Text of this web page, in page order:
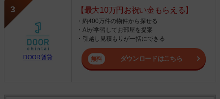
DOOR賃貸
【最大10万円お祝い金もらえる】
・約400万件の物件から探せる
・AIが学習してお部屋を提案
・引越し見積もりが一括にできる
ダウンロードはこちら